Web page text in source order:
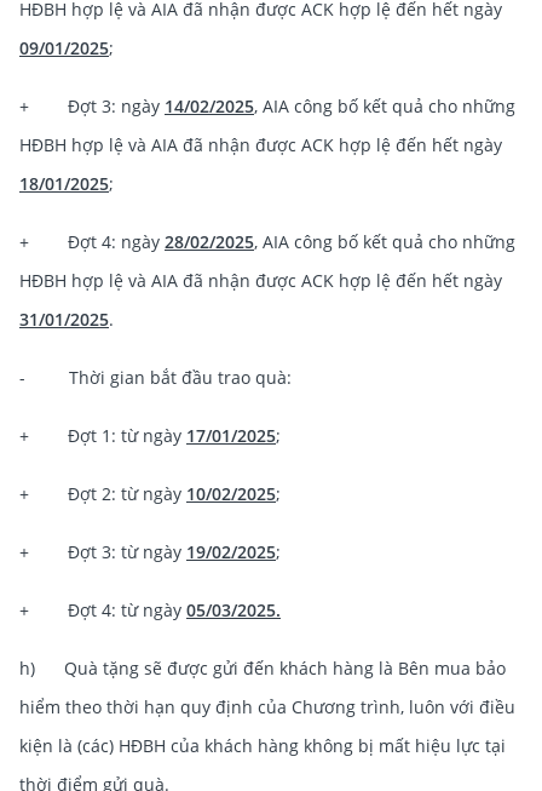
HĐBH hợp lệ và AIA đã nhận được ACK hợp lệ đến hết ngày
09/01/2025;
+ Đợt 3: ngày 14/02/2025, AIA công bố kết quả cho những
HĐBH hợp lệ và AIA đã nhận được ACK hợp lệ đến hết ngày
18/01/2025;
+ Đợt 4: ngày 28/02/2025, AIA công bố kết quả cho những
HĐBH hợp lệ và AIA đã nhận được ACK hợp lệ đến hết ngày
31/01/2025.
- Thời gian bắt đầu trao quà:
+ Đợt 1: từ ngày 17/01/2025;
+ Đợt 2: từ ngày 10/02/2025;
+ Đợt 3: từ ngày 19/02/2025;
+ Đợt 4: từ ngày 05/03/2025.
h) Quà tặng sẽ được gửi đến khách hàng là Bên mua bảo
hiểm theo thời hạn quy định của Chương trình, luôn với điều
kiện là (các) HĐBH của khách hàng không bị mất hiệu lực tại
thời điểm gửi quà.